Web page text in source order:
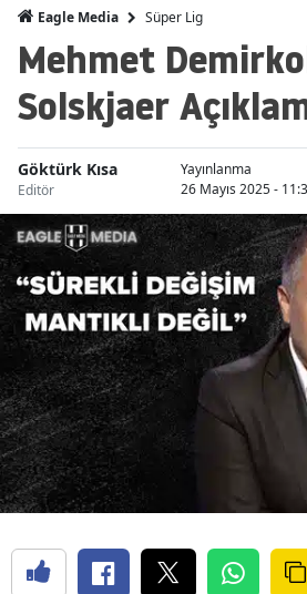
Eagle Media Süper Lig
Mehmet
Solskjaer
Göktürk Kısa
Editör
Yayınlanma
26 Mayıs 2025 -